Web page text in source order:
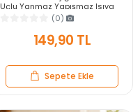
Uçlu Yanmaz Yapışmaz Isıya
Dayanıklı Siyah Servis Yemek
(0)
149,90 TL
Sepete Ekle